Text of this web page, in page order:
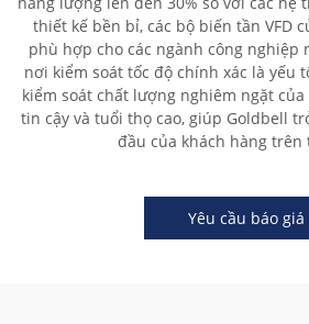
thiết kế bền bỉ, các bộ biến tần VFD
phù hợp cho các ngành công nghiệp
nơi kiểm soát tốc độ chính xác là yếu
kiểm soát chất lượng nghiêm ngặt
tin cậy và tuổi thọ cao, giúp Goldbell
đầu của khách hàng trên
Yêu cầu báo giá